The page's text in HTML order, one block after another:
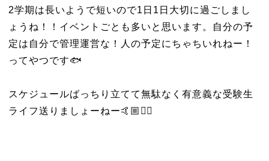
2学期は長いようで短いので1日1日大切に過ごしまし
ょうね！！イベントごとも多いと思います。自分の予
定は自分で管理運営な！人の予定にちゃちいれねー！
ってやつです🐟
スケジュールばっちり立てて無駄なく有意義な受験生
ライフ送りましょーねー🤙🏼❤️‍🔥